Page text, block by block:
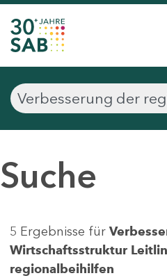
Suche
5 Ergebnisse für
Wirtschaftsstruktur
regionalbeihilfen